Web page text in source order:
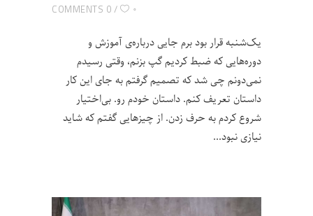
0 COMMENTS
۰
یک‌شنبه قرار بود برم جایی درباره‌ی آموزش و
دوره‌هایی که ضبط کردیم گپ بزنم، وقتی رسیدم
نمی‌دونم چی شد که تصمیم گرفتم به جای این کار
داستان تعریف کنم. داستان خودم رو. بی‌اختیار
شروع کردم به حرف زدن. از چیزهایی گفتم که شاید
نیازی نبود